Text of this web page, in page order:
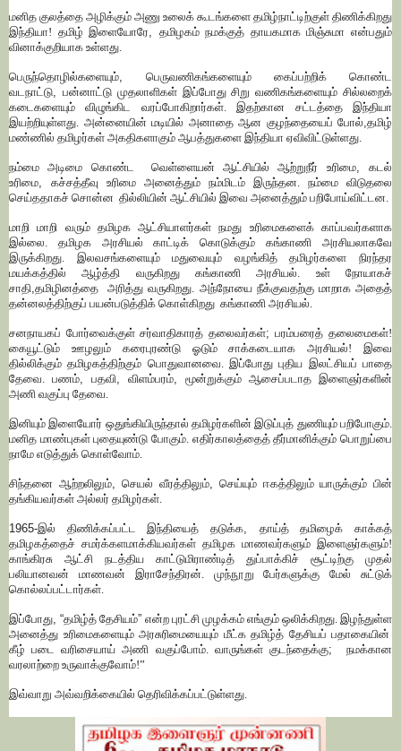
மனித குலத்தை அழிக்கும் அணு உலைக் கூடங்களை தமிழ்நாட்டிற்குள் திணிக்கிறது
இந்தியா! தமிழ் இளையோரே
தமிழகம் நமக்குத் தாயகமாக மிஞ்சுமா என்பதும்
வினாக்குறியாக உள்ளது.
பெருந்தொழில்களையும்
பெருவணிகங்களையும் கைப்பற்றிக் கொண்ட
வடநாட்டு
பன்னாட்டு முதலாளிகள் இப்போது சிறு வணிகங்களையும் சில்லறைக்
கடைகளையும் விழுங்கிட வரப்போகிறார்கள். இதற்கான சட்டத்தை இந்தியா
இயற்றியுள்ளது. அன்னையின் மடியில் அனாதை ஆன குழந்தையைப் போல் தமிழ்
மண்ணில் தமிழர்கள் அகதிகளாகும் ஆபத்துகளை இந்தியா ஏவிவிட்டுள்ளது.
நம்மை அடிமை கொண்ட வெள்ளையன் ஆட்சியில் ஆற்றுநீர் உரிமை, கடல்
உரிமை
கச்சத்தீவு உரிமை அனைத்தும் நம்மிடம் இருந்தன. நம்மை விடுதலை
செய்ததாகச் சொன்ன தில்லியின் ஆட்சியில் இவை அனைத்தும் பறிபோய்விட்டன.
மாறி மாறி வரும் தமிழக ஆட்சியாளர்கள் நமது உரிமைகளைக் காப்பவர்களாக
இல்லை. தமிழக அரசியல் காட்டிக் கொடுக்கும் கங்காணி அரசியலாகவே
இருக்கிறது. இலவசங்களையும் மதுவையும் வழங்கித் தமிழர்களை நிரந்தர
மயக்கத்தில் ஆழ்த்தி வருகிறது கங்காணி அரசியல். உள் நோயாகச்
சாதி தமிழினத்தை அரித்து வருகிறது. அந்நோயை நீக்குவதற்கு மாறாக அதைத்
தன்னலத்திற்குப் பயன்படுத்திக் கொள்கிறது கங்காணி அரசியல்.
சனநாயகப் போர்வைக்குள் சர்வாதிகாரத் தலைவர்கள்;பரம்பரைத் தலைமைகள்!
கையூட்டும் ஊழலும் கரைபுரண்டு ஓடும் சாக்கடையாக அரசியல்! இவை
தில்லிக்கும் தமிழகத்திற்கும் பொதுவானவை. இப்போது புதிய இலட்சியப் பாதை
தேவை. பணம்
பதவி விளம்பரம்
மூன்றுக்கும் ஆசைப்படாத இளைஞர்களின்
அணி வகுப்பு தேவை.
இனியும் இளையோர் ஒதுங்கியிருந்தால் தமிழர்களின் இடுப்புத் துணியும் பறிபோகும்.
மனித மாண்புகள் புதையுண்டு போகும். எதிர்காலத்தைத் தீர்மானிக்கும் பொறுப்பை
நாமே எடுத்துக் கொள்வோம்.
சிந்தனை ஆற்றலிலும்,செயல் வீரத்திலும்,செய்யும் ஈகத்திலும் யாருக்கும் பின்
தங்கியவர்கள் அல்லர் தமிழர்கள்.
1965-இல் திணிக்கப்பட்ட இந்தியைத் தடுக்க
தாய்த் தமிழைக் காக்கத்
தமிழகத்தைச் சமர்க்களமாக்கியவர்கள் தமிழக மாணவர்களும் இளைஞர்களும்!
காங்கிரசு ஆட்சி நடத்திய காட்டுமிராண்டித் துப்பாக்கிச் சூட்டிற்கு முதல்
பலியானவன் மாணவன் இராசேந்திரன். முந்நூறு பேர்களுக்கு மேல் சுட்டுக்
கொல்லப்பட்டார்கள்.
இப்போது , “தமிழ்த் தேசியம்” என்ற புரட்சி முழக்கம் எங்கும் ஒலிக்கிறது. இழந்துள்ள
அனைத்து உரிமைகளையும் அரசுரிமையையும் மீட்க தமிழ்த் தேசியப் பதாகையின்
கீழ் படை வரிசையாய் அணி வகுப்போம். வாருங்கள் குடந்தைக்கு; நமக்கான
வரலாற்றை உருவாக்குவோம்!”
இவ்வாறு அவ்வறிக்கையில் தெரிவிக்கப்பட்டுள்ளது